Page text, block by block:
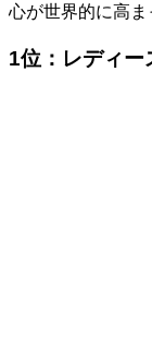
心が世界的に高ま
1位：レディー